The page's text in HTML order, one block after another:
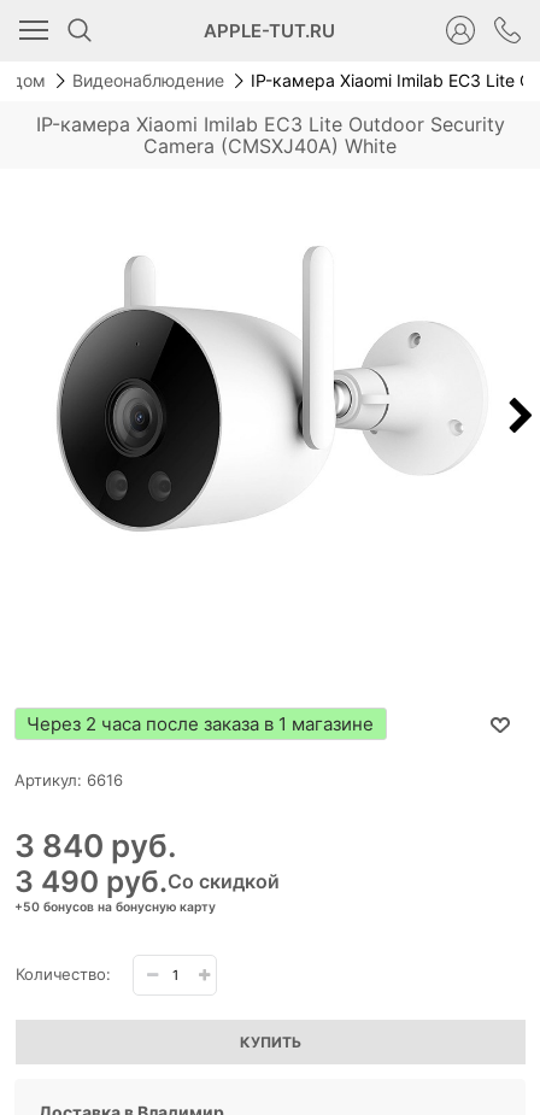
APPLE-TUT.RU
дом Видеонаблюдение IP-камера Xiaomi Imilab EC3 Lite
IP-камера Xiaomi Imilab EC3 Lite Outdoor Security
Camera (CMSXJ40A) White
Новинка
Через 2 часа после заказа в 1 магазине
Артикул: 6616
3 490 руб.
+50 бонусов на бонусную карту
Со скидкой
3 840 руб.
Количество:
КУПИТЬ